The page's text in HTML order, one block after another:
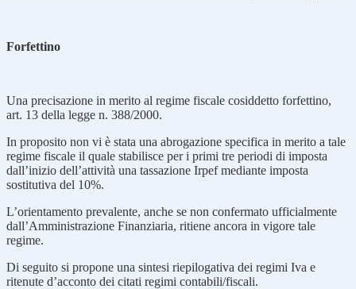
Forfettino
Una precisazione in merito al regime fiscale cosiddetto forfettino,
art. 13 della legge n. 388/2000.
In proposito non vi è stata una abrogazione specifica in merito a tale
regime fiscale il quale stabilisce per i primi tre periodi di imposta
dall’inizio dell’attività una tassazione Irpef mediante imposta
sostitutiva del 10%.
L’orientamento prevalente, anche se non confermato ufficialmente
dall’Amministrazione Finanziaria, ritiene ancora in vigore tale
regime.
Di seguito si propone una sintesi riepilogativa dei regimi Iva e
ritenute d’acconto dei citati regimi contabili/fiscali.